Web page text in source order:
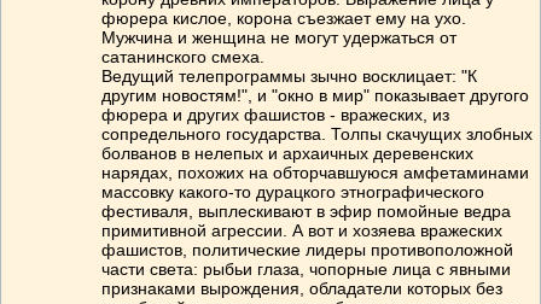
фюрера кислое, корона съезжает ему на ухо.
Мужчина и женщина не могут удержаться от
сатанинского смеха.
Ведущий телепрограммы зычно восклицает: "К
другим новостям!", и "окно в мир" показывает другого
фюрера и других фашистов - вражеских, из
сопредельного государства. Толпы скачущих злобных
болванов в нелепых и архаичных деревенских
нарядах, похожих на обторчавшуюся амфетаминами
массовку какого-то дурацкого этнографического
фестиваля, выплескивают в эфир помойные ведра
примитивной агрессии. А вот и хозяева вражеских
фашистов, политические лидеры противоположной
части света: рыбьи глаза, чопорные лица с явными
признаками вырождения, обладатели которых без